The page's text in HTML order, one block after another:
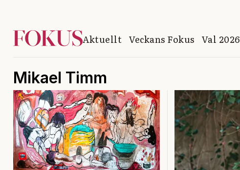
Aktuellt Veckans Fokus Val 2026
Mikael Timm